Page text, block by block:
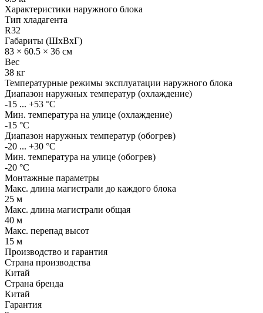
Характеристики наружного блока
Тип хладагента
R32
Габариты (ШхВхГ)
83 × 60.5 × 36 см
Вес
38 кг
Температурные режимы эксплуатации наружного блока
Диапазон наружных температур (охлаждение)
-15 ... +53 °С
Мин. температура на улице (охлаждение)
-15 °С
Диапазон наружных температур (обогрев)
-20 ... +30 °С
Мин. температура на улице (обогрев)
-20 °С
Монтажные параметры
Макс. длина магистрали до каждого блока
25 м
Макс. длина магистрали общая
40 м
Макс. перепад высот
15 м
Производство и гарантия
Страна производства
Китай
Страна бренда
Китай
Гарантия